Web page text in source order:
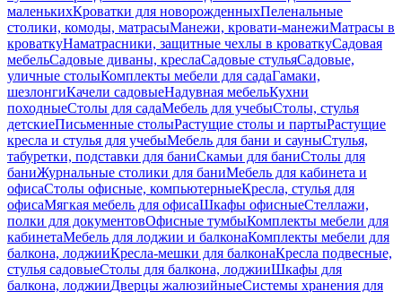
маленькихКроватки для новорожденныхПеленальные
столики, комоды, матрасыМанежи, кровати-манежиМатрасы в
кроваткуНаматрасники, защитные чехлы в кроваткуСадовая
мебельСадовые диваны, креслаСадовые стульяСадовые,
уличные столыКомплекты мебели для садаГамаки,
шезлонгиКачели садовыеНадувная мебельКухни
походныеСтолы для садаМебель для учебыСтолы, стулья
детскиеПисьменные столыРастущие столы и партыРастущие
кресла и стулья для учебыМебель для бани и сауныСтулья,
табуретки, подставки для баниСкамьи для баниСтолы для
баниЖурнальные столики для баниМебель для кабинета и
офисаСтолы офисные, компьютерныеКресла, стулья для
офисаМягкая мебель для офисаШкафы офисныеСтеллажи,
полки для документовОфисные тумбыКомплекты мебели для
кабинетаМебель для лоджии и балконаКомплекты мебели для
балкона, лоджииКресла-мешки для балконаКресла подвесные,
стулья садовыеСтолы для балкона, лоджииШкафы для
балкона, лоджииДверцы жалюзийныеСистемы хранения для